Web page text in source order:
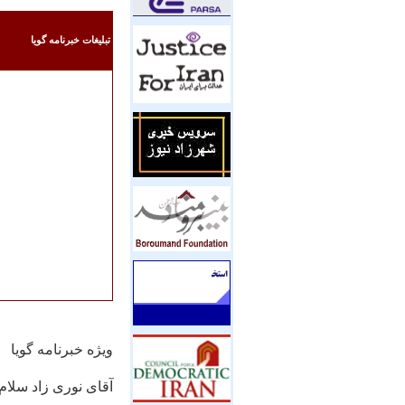
تبليغات خبرنامه گويا
ويژه خبرنامه گويا
آقای نوری زاد سلام